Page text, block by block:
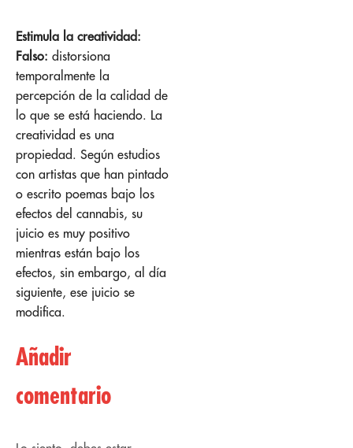
Estimula la creatividad:
Falso: distorsiona
temporalmente la
percepción de la calidad de
lo que se está haciendo. La
creatividad es una
propiedad. Según estudios
con artistas que han pintado
o escrito poemas bajo los
efectos del cannabis, su
juicio es muy positivo
mientras están bajo los
efectos, sin embargo, al día
siguiente, ese juicio se
modifica.
Añadir
comentario